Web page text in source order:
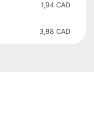
1,94 CAD
3,88 CAD